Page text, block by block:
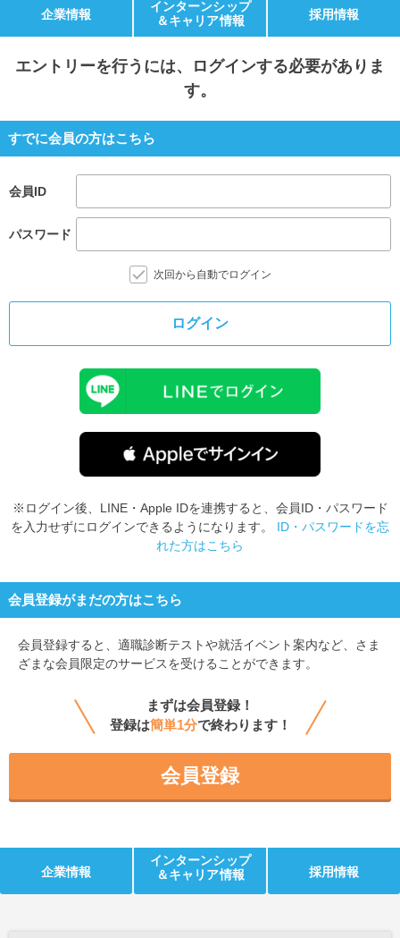
企業情報
インターンシップ
＆キャリア情報
採用情報
エントリーを行うには、ログインする必要がありま
す。
すでに会員の方はこちら
会員ID
パスワード
次回から自動でログイン
ログイン
※ログイン後、LINE・Apple IDを連携すると、会員ID・パスワード
を入力せずにログインできるようになります。 ID・パスワードを忘
れた方はこちら
会員登録がまだの方はこちら
会員登録すると、 適職診断テストや就活イベント案内など、さま
ざまな会員限定のサービスを受けることができます。
まずは会員登録！
登録は簡単1分で終わります！
会員登録
企業情報
インターンシップ
＆キャリア情報
採用情報